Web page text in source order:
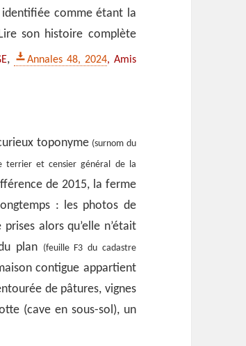
identifiée comme étant la
son histoire complète
, Annales 48, 2024, Amis
toponyme (surnom du
terrier et censier général de la
de 2015, la ferme
: les photos de
alors qu’elle n’était
plan
(feuille F3 du cadastre
contigue appartient
de pâtures, vignes
(cave en sous-sol), un